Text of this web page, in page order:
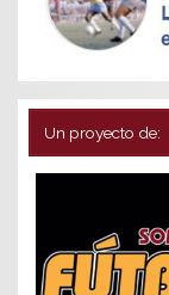
Un proyecto de: